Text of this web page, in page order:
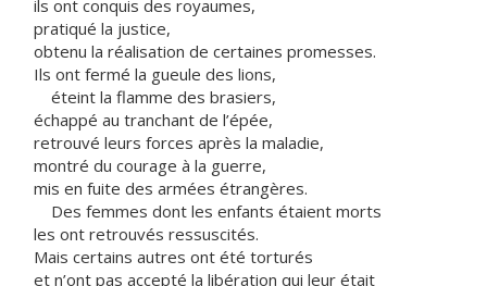
ils ont conquis des royaumes,
pratiqué la justice,
obtenu la réalisation de certaines promesses.
Ils ont fermé la gueule des lions,
éteint la flamme des brasiers,
échappé au tranchant de l’épée,
retrouvé leurs forces après la maladie,
montré du courage à la guerre,
mis en fuite des armées étrangères.
Des femmes dont les enfants étaient morts
les ont retrouvés ressuscités.
Mais certains autres ont été torturés
et n’ont pas accepté la libération qui leur était